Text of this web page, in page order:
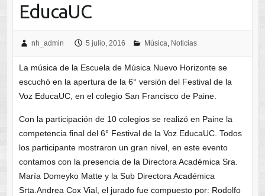
EducaUC
nh_admin 5 julio, 2016 Música, Noticias
La música de la Escuela de Música Nuevo Horizonte se
escuchó en la apertura de la 6° versión del Festival de la
Voz EducaUC, en el colegio San Francisco de Paine.
Con la participación de 10 colegios se realizó en Paine la
competencia final del 6° Festival de la Voz EducaUC. Todos
los participante mostraron un gran nivel, en este evento
contamos con la presencia de la Directora Académica Sra.
María Domeyko Matte y la Sub Directora Académica
Srta.Andrea Cox Vial, el jurado fue compuesto por: Rodolfo